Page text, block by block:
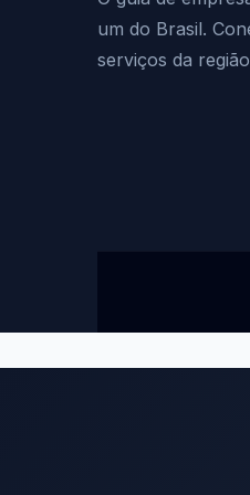
um do Brasil.
serviços da